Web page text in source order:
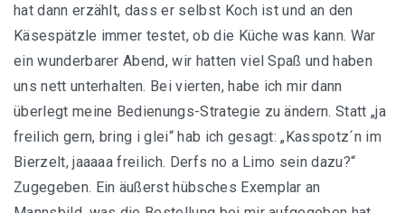
hat dann erzählt, dass er selbst Koch ist und an den
Käsespätzle immer testet, ob die Küche was kann. War
ein wunderbarer Abend, wir hatten viel Spaß und haben
uns nett unterhalten. Bei vierten, habe ich mir dann
überlegt meine Bedienungs-Strategie zu ändern. Statt „ja
freilich gern, bring i glei“ hab ich gesagt: „Kasspotz´n im
Bierzelt, jaaaaa freilich. Derfs no a Limo sein dazu?“
Zugegeben. Ein äußerst hübsches Exemplar an